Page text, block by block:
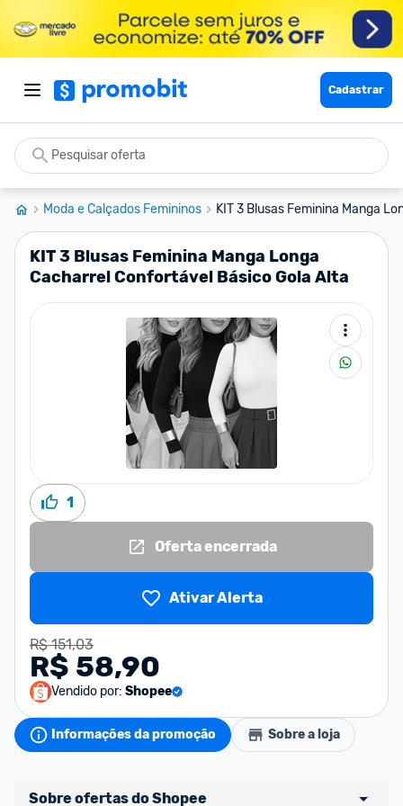
Cadastrar
Moda e Calçados Femininos KIT 3 Blusas Feminina Manga
KIT 3 Blusas Feminina Manga Longa
Cacharrel Confortável Básico Gola Alta
1
Oferta encerrada
Ativar Alerta
R$ 151,03
R$ 58,90
Vendido por: Shopee
Informações da promoção Sobre a loja
Sobre ofertas do Shopee